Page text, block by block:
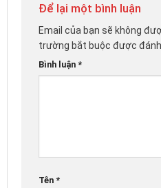
Để lại một bình luận
Email của bạn sẽ không
trường bắt buộc được
Bình luận *
Tên *